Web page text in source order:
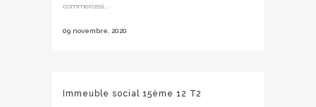
commerces)....
09 novembre, 2020
Immeuble social 15ème 12 T2